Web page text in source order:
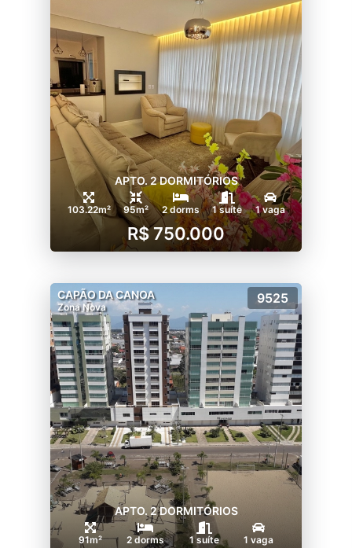
APTO. 2 DORMITÓRIOS
103.22m² 95m² 2 dorms 1 suíte 1 vaga
R$ 750.000
CAPÃO DA CANOA
Zona Nova
9525
APTO. 2 DORMITÓRIOS
91m² 2 dorms 1 suíte 1 vaga